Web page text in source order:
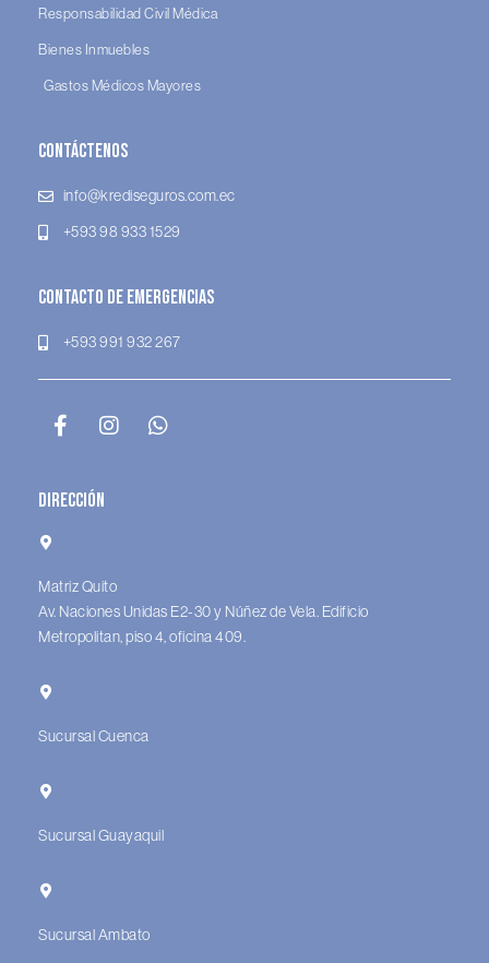
Responsabilidad Civil Médica
Bienes Inmuebles
Gastos Médicos Mayores
Contáctenos
info@krediseguros.com.ec
+593 98 933 1529
Contacto de Emergencias
+593 991 932 267
Dirección
Matriz Quito
Av. Naciones Unidas E2-30 y Núñez de Vela. Edificio
Metropolitan, piso 4, oficina 409.
Sucursal Cuenca
Sucursal Guayaquil
Sucursal Ambato